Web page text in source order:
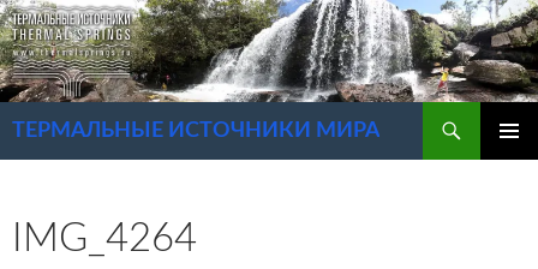
Перейти
к
содержимому
ТЕРМАЛЬНЫЕ ИСТОЧНИКИ МИРА
IMG_4264